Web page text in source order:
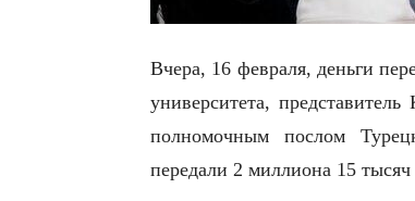
Вчера, 16 февраля, деньги
университета,
полномочным послом
передали 2 миллиона 15